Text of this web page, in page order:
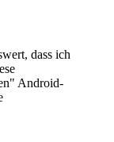
dass ich
Android-